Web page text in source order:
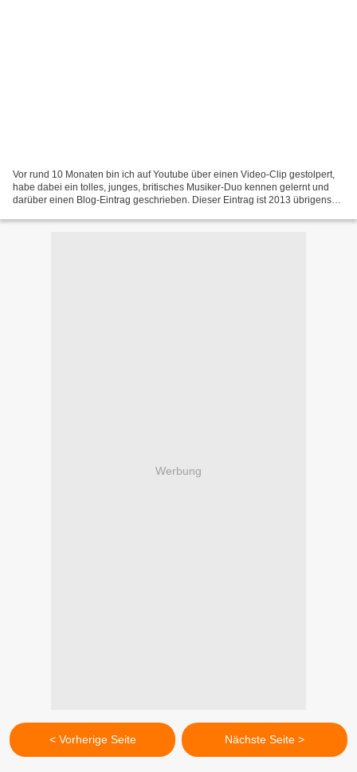
Vor rund 10 Monaten bin ich auf Youtube über einen Video-Clip gestolpert,
habe dabei ein tolles, junges, britisches Musiker-Duo kennen gelernt und
darüber einen Blog-Eintrag geschrieben. Dieser Eintrag ist 2013 übrigens
Werbung
< Vorherige Seite Nächste Seite >